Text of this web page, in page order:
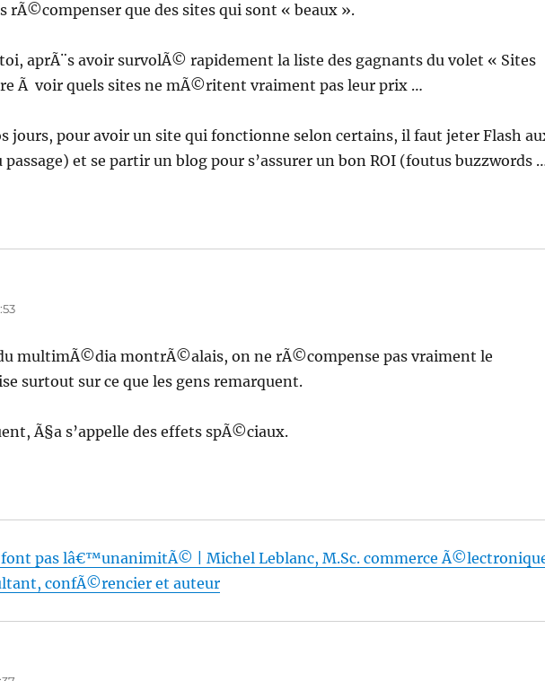
rÃ©compenser que des sites qui sont « beaux ».
aprÃ¨s avoir survolÃ© rapidement la liste des gagnants du volet « Sites
Ã voir quels sites ne mÃ©ritent vraiment pas leur prix …
jours, pour avoir un site qui fonctionne selon certains, il faut jeter Flash
et se partir un blog pour s’assurer un bon ROI (foutus buzzwords
multimÃ©dia montrÃ©alais, on ne rÃ©compense pas vraiment le
surtout sur ce que les gens remarquent.
Ã§a s’appelle des effets spÃ©ciaux.
font pas lâ€™unanimitÃ© | Michel Leblanc, M.Sc. commerce
confÃ©rencier et auteur